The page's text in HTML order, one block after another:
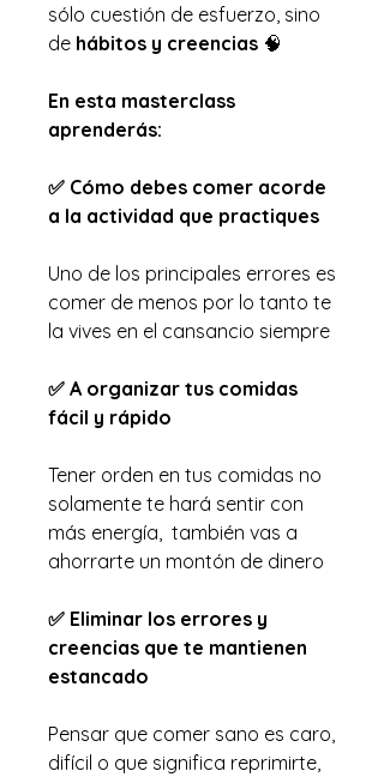
sólo cuestión de esfuerzo, sino
de hábitos y creencias 🧠
En esta masterclass
aprenderás:
✅ Cómo debes comer acorde
a la actividad que practiques
Uno de los principales errores es
comer de menos por lo tanto te
la vives en el cansancio siempre
✅ A organizar tus comidas
fácil y rápido
Tener orden en tus comidas no
solamente te hará sentir con
más energía, también vas a
ahorrarte un montón de dinero
✅ Eliminar los errores y
creencias que te mantienen
estancado
Pensar que comer sano es caro,
difícil o que significa reprimirte,